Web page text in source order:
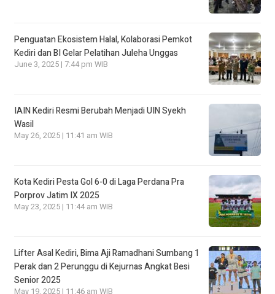
Penguatan Ekosistem Halal, Kolaborasi Pemkot
Kediri dan BI Gelar Pelatihan Juleha Unggas
June 3, 2025 | 7:44 pm WIB
IAIN Kediri Resmi Berubah Menjadi UIN Syekh
Wasil
May 26, 2025 | 11:41 am WIB
Kota Kediri Pesta Gol 6-0 di Laga Perdana Pra
Porprov Jatim IX 2025
May 23, 2025 | 11:44 am WIB
Lifter Asal Kediri, Bima Aji Ramadhani Sumbang 1
Perak dan 2 Perunggu di Kejurnas Angkat Besi
Senior 2025
May 19, 2025 | 11:46 am WIB